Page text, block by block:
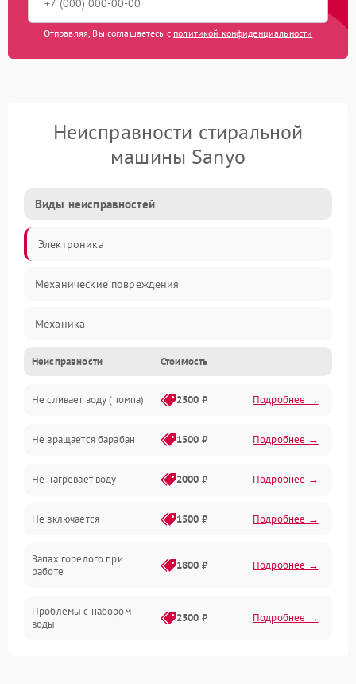
Отправляя, Вы соглашаетесь с политикой конфиденциальности
Неисправности стиральной
машины Sanyo
Виды неисправностей
Электроника
Механические повреждения
Механика
Электропитание
Водоснабжение
Слив
Программное обеспечение
Неисправности Стоимость
Не сливает воду (помпа) 2500 ₽ Подробнее →
Не вращается барабан 1500 ₽ Подробнее →
Не нагревает воду 2000 ₽ Подробнее →
Не включается 1500 ₽ Подробнее →
Запах горелого при
работе
1800 ₽ Подробнее →
Проблемы с набором
воды
2500 ₽ Подробнее →